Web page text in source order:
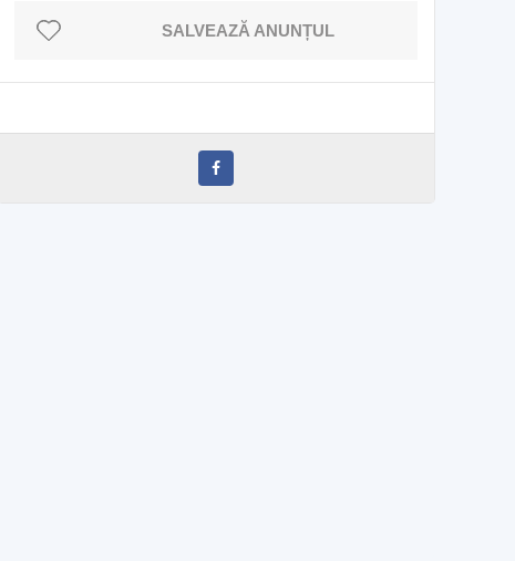
SALVEAZĂ ANUNȚUL